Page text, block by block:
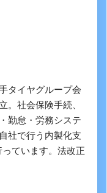
タイヤグループ会
。社会保険手続、
勤怠・労務システ
社で行う内製化支
ています。法改正